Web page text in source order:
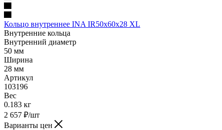
Кольцо внутреннее INA IR50x60x28 XL
Внутренние кольца
Внутренний диаметр
50 мм
Ширина
28 мм
Артикул
103196
Вес
0.183 кг
2 657 ₽/шт
Варианты цен